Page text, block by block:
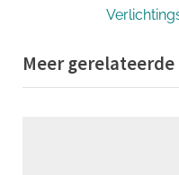
o
u
e
t
P
Meer